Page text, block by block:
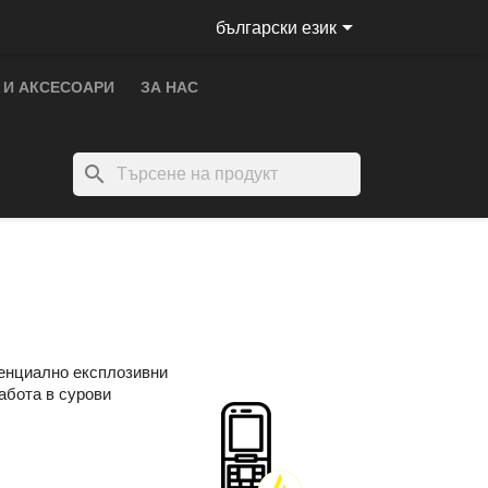
български език
АКСЕСОАРИ ЗА НАС
search
експлозивни
в сурови